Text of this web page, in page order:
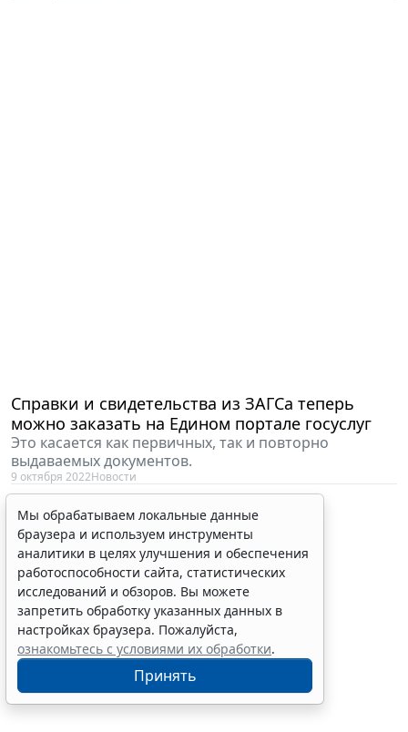
Справки и свидетельства из ЗАГСа теперь
можно заказать на Едином портале госуслуг
Это касается как первичных, так и повторно
выдаваемых документов.
9 октября 2022Новости
Мы обрабатываем локальные данные
браузера и используем инструменты
аналитики в целях улучшения и обеспечения
работоспособности сайта, статистических
исследований и обзоров. Вы можете
запретить обработку указанных данных в
настройках браузера. Пожалуйста,
ознакомьтесь с условиями их обработки.
Принять